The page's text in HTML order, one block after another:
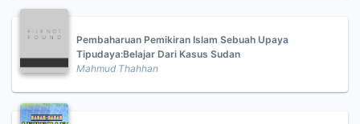
Pembaharuan Pemikiran Islam Sebuah Upaya
Tipudaya:Belajar Dari Kasus Sudan
Mahmud Thahhan